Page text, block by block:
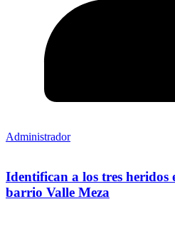
Administrador
Identifican a los tres heridos
barrio Valle Meza